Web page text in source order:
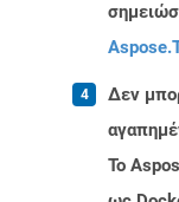
Δεν
Το